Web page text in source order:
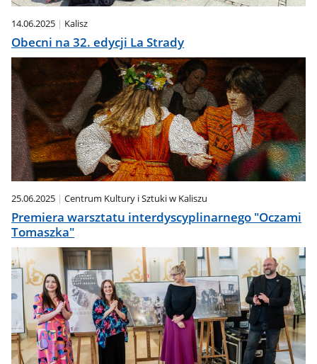
14.06.2025 Kalisz
Obecni na 32. edycji La Strady
25.06.2025 Centrum Kultury i Sztuki w Kaliszu
Premiera warsztatu interdyscyplinarnego "Oczami
Tomaszka"